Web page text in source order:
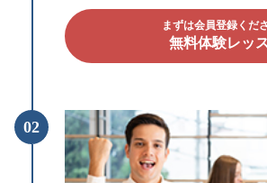
まずは会員登録くだ
無料体験レッ
02